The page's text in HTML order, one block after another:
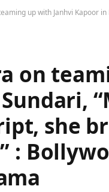
up with Janhvi Kapoor in
on
she
: